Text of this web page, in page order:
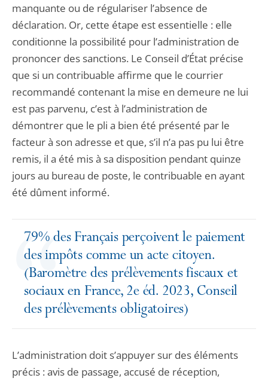
manquante ou de régulariser l’absence de
déclaration. Or, cette étape est essentielle : elle
conditionne la possibilité pour l’administration de
prononcer des sanctions. Le Conseil d’État précise
que si un contribuable affirme que le courrier
recommandé contenant la mise en demeure ne lui
est pas parvenu, c’est à l’administration de
démontrer que le pli a bien été présenté par le
facteur à son adresse et que, s’il n’a pas pu lui être
remis, il a été mis à sa disposition pendant quinze
jours au bureau de poste, le contribuable en ayant
été dûment informé.
79% des Français perçoivent le paiement
des impôts comme un acte citoyen.
(Baromètre des prélèvements fiscaux et
sociaux en France, 2e éd. 2023, Conseil
des prélèvements obligatoires)
L’administration doit s’appuyer sur des éléments
précis : avis de passage, accusé de réception,